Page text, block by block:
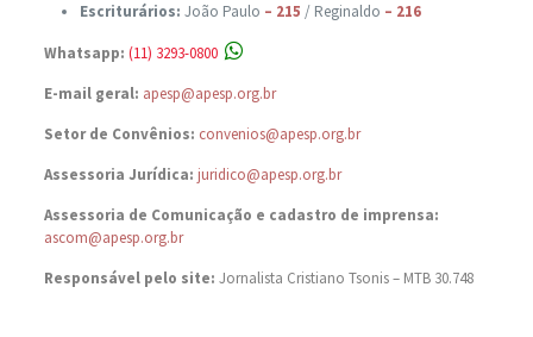
Escriturários: João Paulo – 215 / Reginaldo – 216
Whatsapp: (11) 3293-0800
E-mail geral: apesp@apesp.org.br
Setor de Convênios: convenios@apesp.org.br
Assessoria Jurídica: juridico@apesp.org.br
Assessoria de Comunicação e cadastro de imprensa:
ascom@apesp.org.br
Responsável pelo site: Jornalista Cristiano Tsonis – MTB 30.748